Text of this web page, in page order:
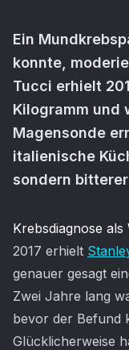
Ein
konnte,
Tucci erhielt
Kilogramm und
Magensonde
italienische
sondern
Artikel-Inhalt
Krebsdiagnose
2017 erhielt
genauer gesagt
Zwei Jahre lang
bevor der Befund
Glücklicherweise